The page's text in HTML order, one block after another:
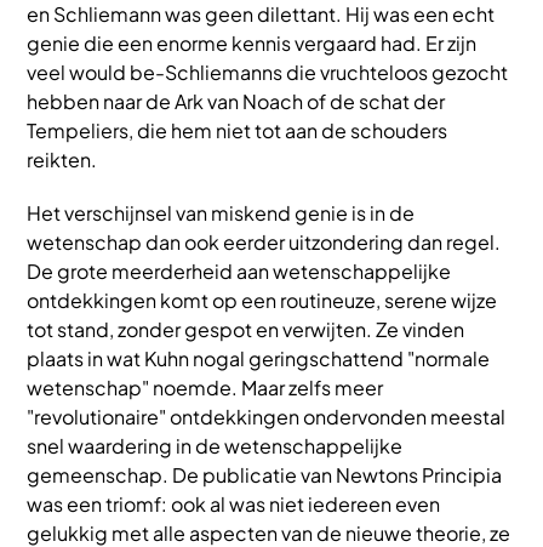
en Schliemann was geen dilettant. Hij was een echt
genie die een enorme kennis vergaard had. Er zijn
veel would be-Schliemanns die vruchteloos gezocht
hebben naar de Ark van Noach of de schat der
Tempeliers, die hem niet tot aan de schouders
reikten.
Het verschijnsel van miskend genie is in de
wetenschap dan ook eerder uitzondering dan regel.
De grote meerderheid aan wetenschappelijke
ontdekkingen komt op een routineuze, serene wijze
tot stand, zonder gespot en verwijten. Ze vinden
plaats in wat Kuhn nogal geringschattend "normale
wetenschap" noemde. Maar zelfs meer
"revolutionaire" ontdekkingen ondervonden meestal
snel waardering in de wetenschappelijke
gemeenschap. De publicatie van Newtons Principia
was een triomf: ook al was niet iedereen even
gelukkig met alle aspecten van de nieuwe theorie, ze